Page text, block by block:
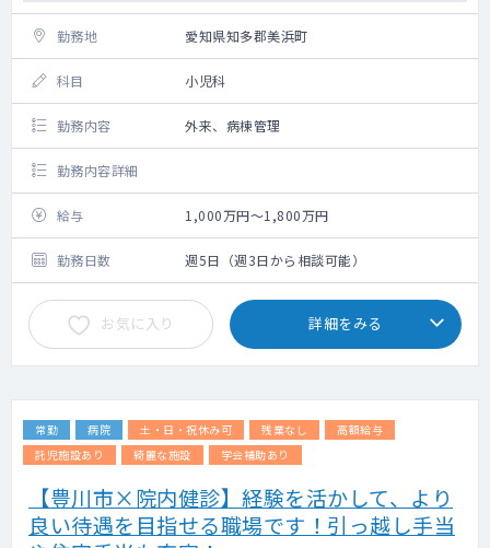
チ膠原病・循環器内科・頭痛外来など）
※内視鏡や気管支鏡等の機器を必要とするも
のは検討不可
※開設可能な院は現時点では限られるため、
談 ※集患ができるまでは、専門外来の枠の中
一部の院でレントゲン・エコー
あり
◇ 電子カルテ：クリアス（Donuts社製）
・診察中に不明点があれば、専用のLINEです
ぐに専門医に相談できる環境があります。
勤務地 愛知県知多郡美浜町
科目 小児科
勤務内容 外来、病棟管理
勤務内容詳細
給与 1,000万円～1,800万円
勤務日数 週5日（週3日から相談可能）
お気に入り 詳細をみる
常勤 病院 土・日・祝休み可 残業なし
高額給与
託児施設あり
綺麗な施設 学会補助あり
【豊川市×院内健診】経験を活かして、より
良い待遇を目指せる職場です！引っ越し手当